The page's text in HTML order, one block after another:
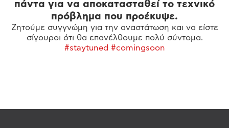
πάντα για να αποκατασταθεί το τεχνικό
πρόβλημα που προέκυψε.
Ζητούμε συγγνώμη για την αναστάτωση και να είστε
σίγουροι ότι θα επανέλθουμε πολύ σύντομα.
#staytuned #comingsoon